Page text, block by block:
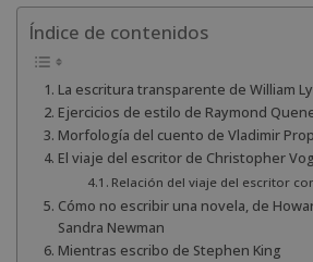
Índice de contenidos
La escritura transparente de William
Ejercicios de estilo de Raymond
Morfología del cuento de Vladimir
El viaje del escritor de Christopher
Relación del viaje del escritor
Cómo no escribir una novela, de
Sandra Newman
Mientras escribo de Stephen King